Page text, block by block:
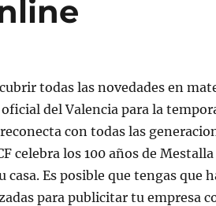
todas las novedades en
del Valencia para la
con todas las
celebra los 100 años de
casa. Es posible que tengas que
para publicitar tu empresa